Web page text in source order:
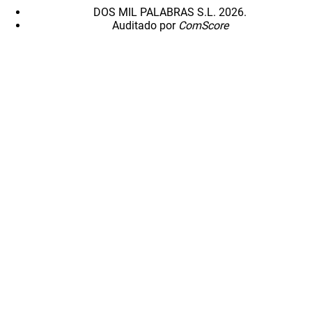
DOS MIL PALABRAS S.L. 2026.
Auditado por ComScore